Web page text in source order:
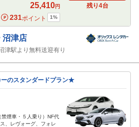
25,410円
231ポイント 1%
残り4台
沼津店
津駅より無料送迎有り
のスタンダードプラン★
煙車・５人乗り）NF代
、レヴォーグ、フォレ